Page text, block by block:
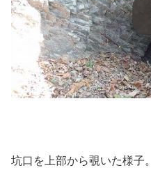
坑口を上部から覗いた様子。